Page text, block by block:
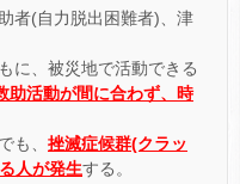
者(自力脱出困難者)、津
に、被災地で活動できる
助活動が間に合わず、時
でも、 挫滅症候群(クラッ
人が発生する。